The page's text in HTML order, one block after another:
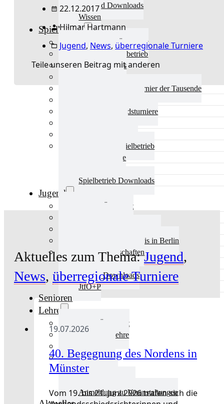
Verband Downloads
Wissen
Spielbetrieb
Spielbetrieb Übersicht
Aktuelles Spielbetrieb
BEM & Qualis
TTT – Tischtennisturnier der Tausende
Weitere Verbandsturniere
Mannschaftsspielbetrieb
Vereinsturniere
Spielbetrieb Downloads
Jugend
Jugend Übersicht
Schulsport Tischtennis in Berlin
mini-Meisterschaften
Kinderschutz
Jugend Downloads
JtfO+P
Senioren
Lehre
Lehre Übersicht
Aktuelles Lehre
Ausbildung
Trainerbörse
Anmeldung zu Veranstaltungen
22.12.2017
Hilmar Hartmann
Jugend, News, überregionale Turniere
Teile unseren Beitrag mit anderen
Aktuelles zum Thema:Jugend,
News, überregionale Turniere
19.07.2026
40. Begegnung des Nordens in
Münster
Vom 19. bis 21. Juni 2026 trafen sich die